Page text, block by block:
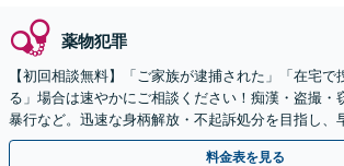
薬物犯罪
【初回相談無料】「ご家族が逮捕された」「在宅で
る」場合は速やかにご相談ください！痴漢・盗撮・
暴行など。迅速な身柄解放・不起訴処分を目指し、
り強くサポート。【川崎駅8分】【休日・夜間相談
料金表を見る